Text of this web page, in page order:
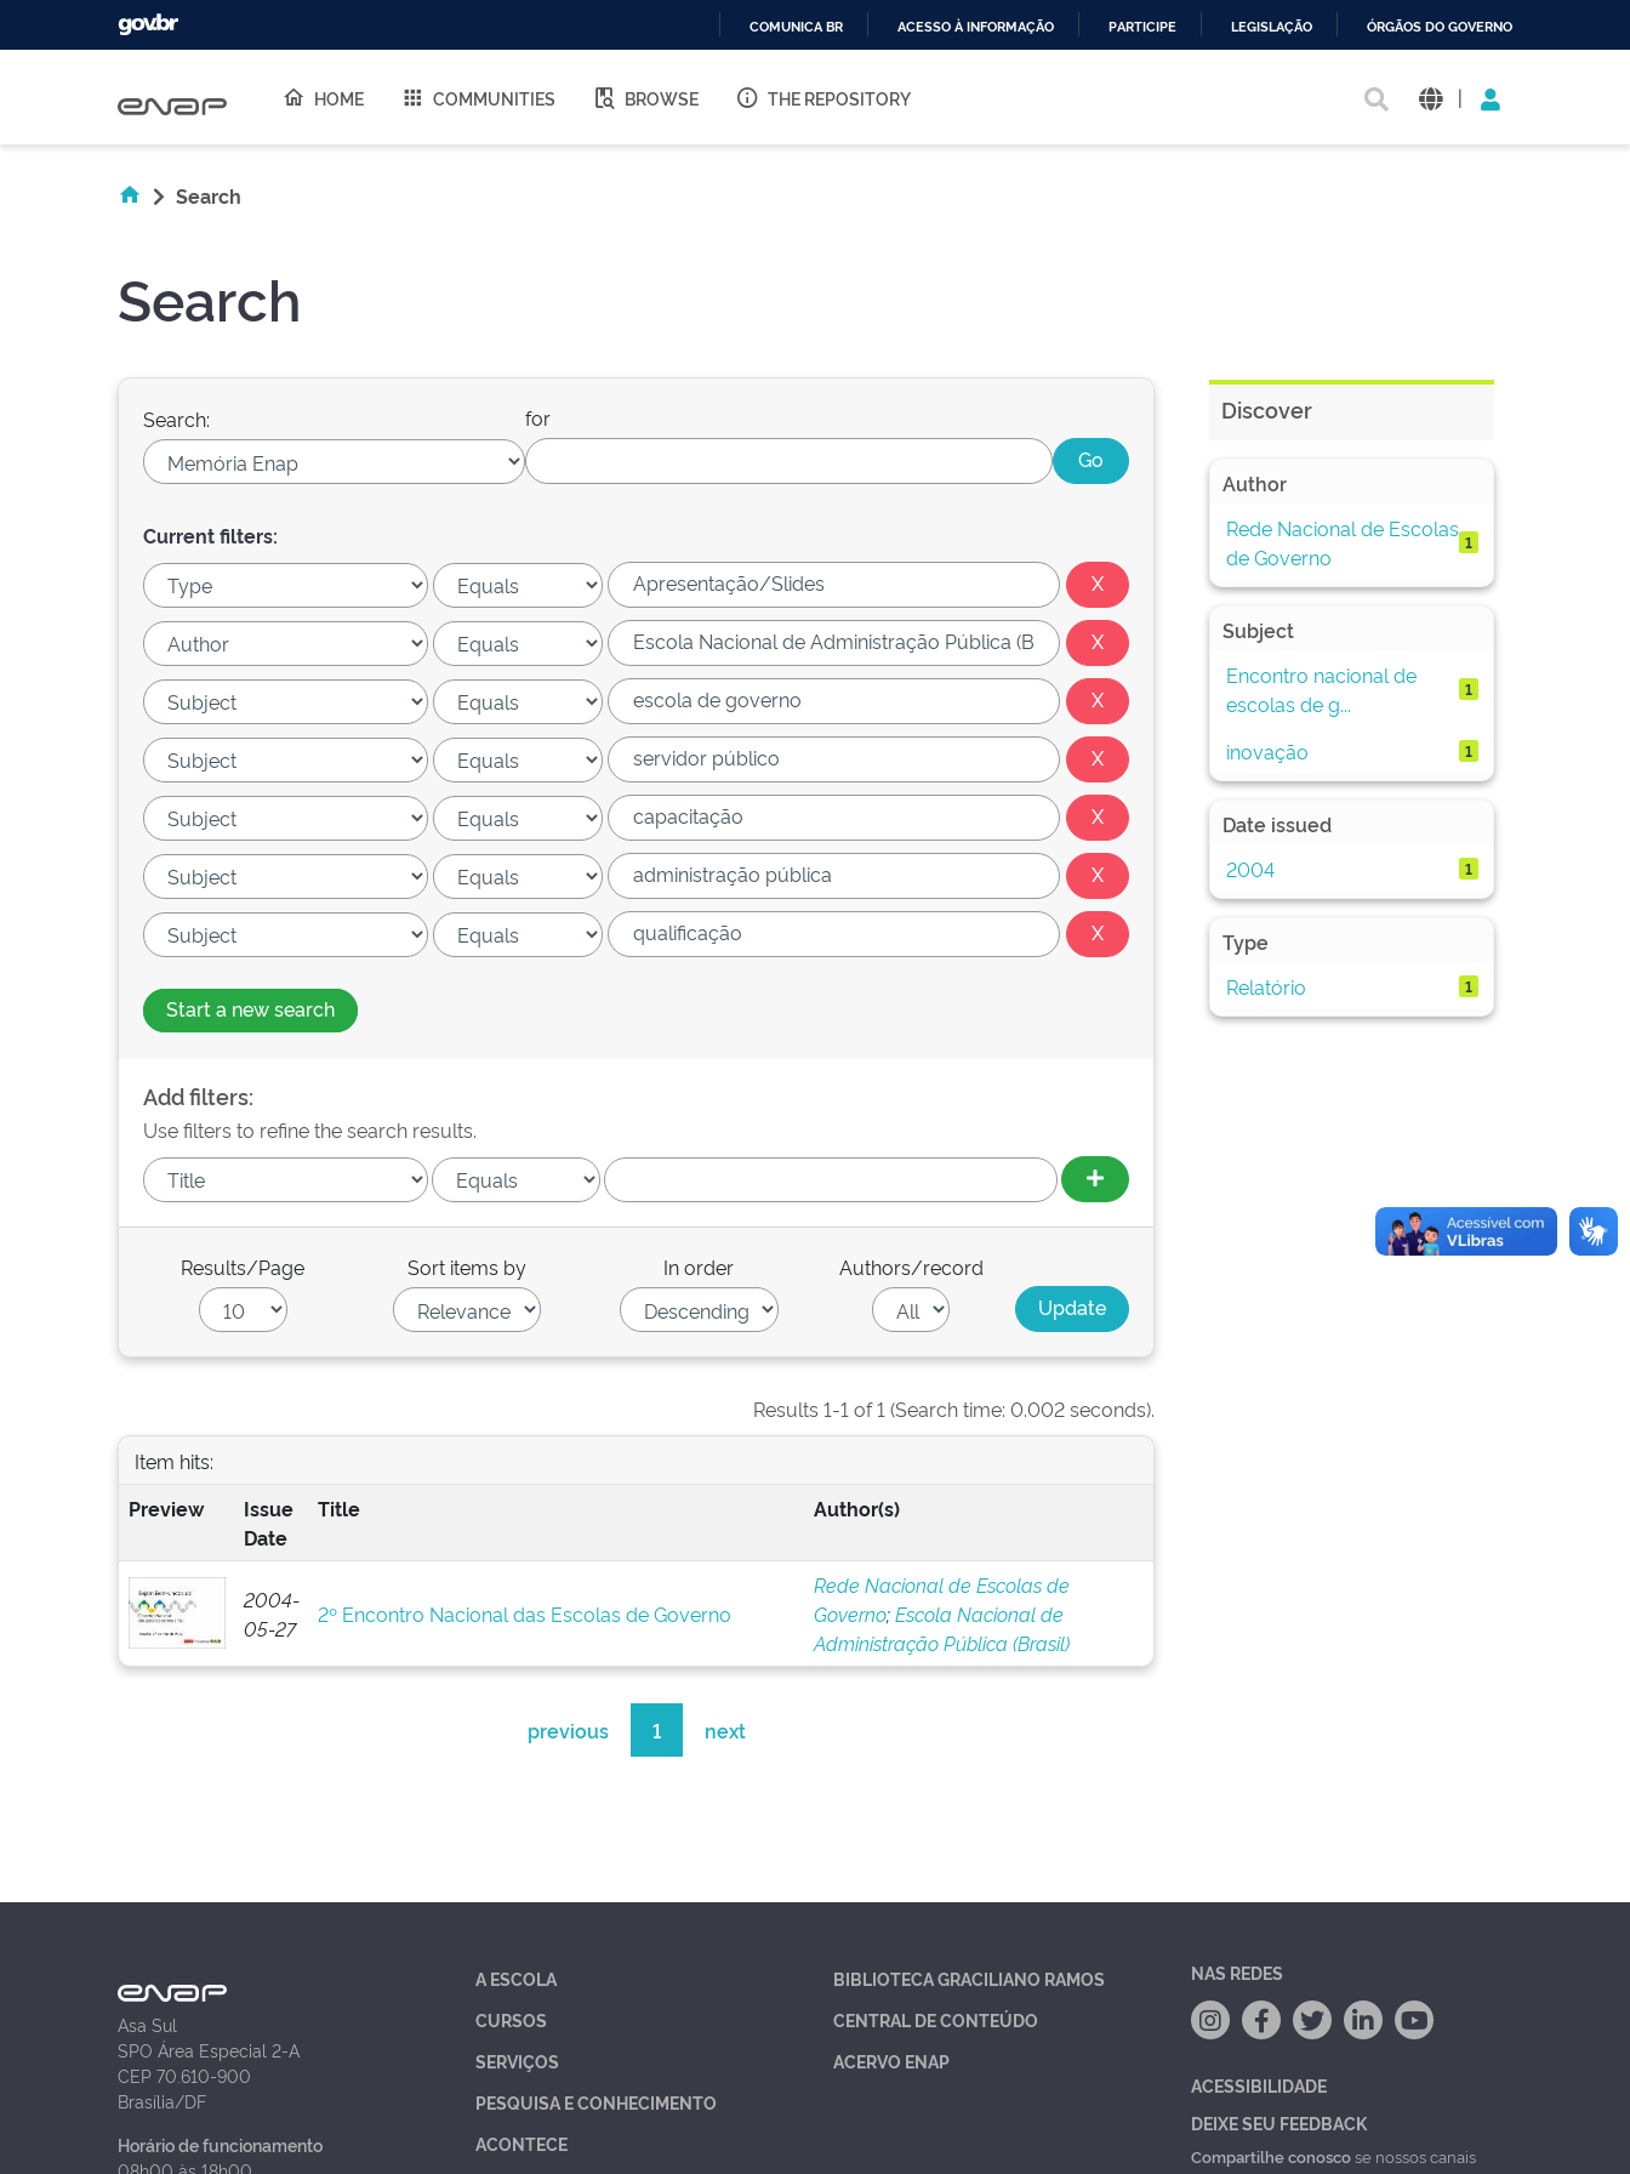
O
COMUNICA BR ACESSO À INFORMAÇÃO PARTICIPE LEGISLAÇÃO ÓRGÃOS DO GOVERNO
HOME COMMUNITIES BROWSE THE REPOSITORY |
Search
Search
Search: for
Current filters:
Start a new search
Add filters:
Use filters to refine the search results.
Results/Page Sort items by In order Authors/record
Results 1-1 of 1 (Search time: 0.002 seconds).
Item hits:
Preview
Issue
Date
Title Author(s)
2004-
05-27
2º Encontro Nacional das Escolas de Governo
Rede Nacional de Escolas de
Governo;Escola Nacional de
Administração Pública (Brasil)
previous 1 next
Discover
Author
Rede Nacional de Escolas
de Governo
1
Subject
Encontro nacional de
escolas de g...
1
inovação 1
Date issued
2004
1
Type
Relatório
1
Asa Sul
SPO Área Especial 2-A
CEP 70.610-900
Brasília/DF
Horário de funcionamento
A ESCOLA
CURSOS
SERVIÇOS
PESQUISA E CONHECIMENTO
ACONTECE
BIBLIOTECA GRACILIANO RAMOS
CENTRAL DE CONTEÚDO
ACERVO ENAP
NAS REDES
ACESSIBILIDADE
DEIXE SEU FEEDBACK
Compartilhe conoscose nossos canais